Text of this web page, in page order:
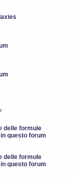
delle formule
questo forum
delle formule
questo forum